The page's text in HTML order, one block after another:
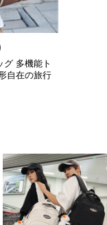
グ 多機能ト
自在の旅行